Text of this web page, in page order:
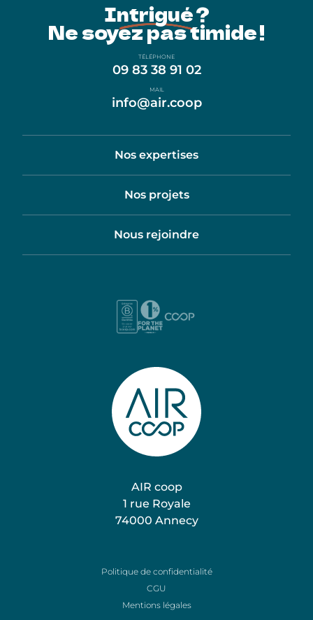
Nos expertises
Intrigué ?
Ne soyez pas timide !
TÉLÉPHONE
09 83 38 91 02
MAIL
info@air.coop
Nos expertises
Nos projets
Nous rejoindre
AIR coop
1 rue Royale
74000 Annecy
Politique de confidentialité
CGU
Mentions légales